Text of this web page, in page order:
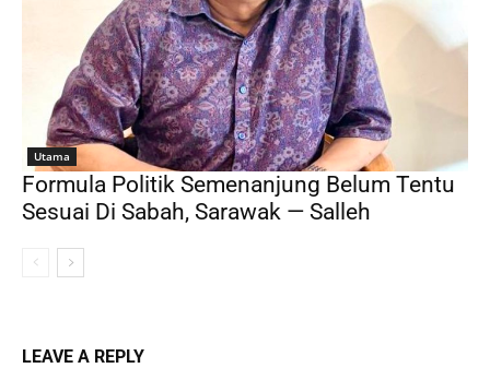
Utama
Formula Politik Semenanjung Belum Tentu
Sesuai Di Sabah, Sarawak — Salleh
LEAVE A REPLY